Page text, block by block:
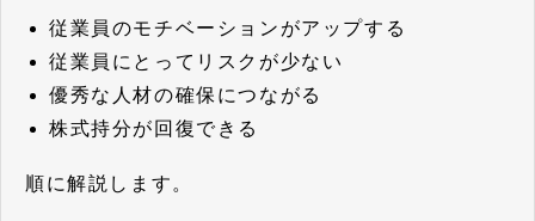
従業員のモチベーションがアップする
従業員にとってリスクが少ない
優秀な人材の確保につながる
株式持分が回復できる
順に解説します。